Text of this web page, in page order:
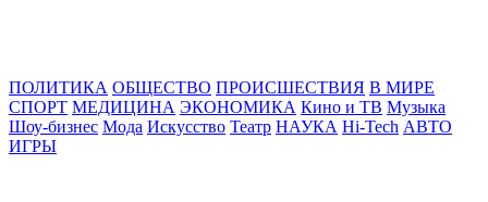
ПОЛИТИКА ОБЩЕСТВО ПРОИСШЕСТВИЯ В МИРЕ
СПОРТ МЕДИЦИНА ЭКОНОМИКА Кино и ТВ Музыка
Шоу-бизнес Мода Искусство Театр НАУКА Hi-Tech АВТО
ИГРЫ